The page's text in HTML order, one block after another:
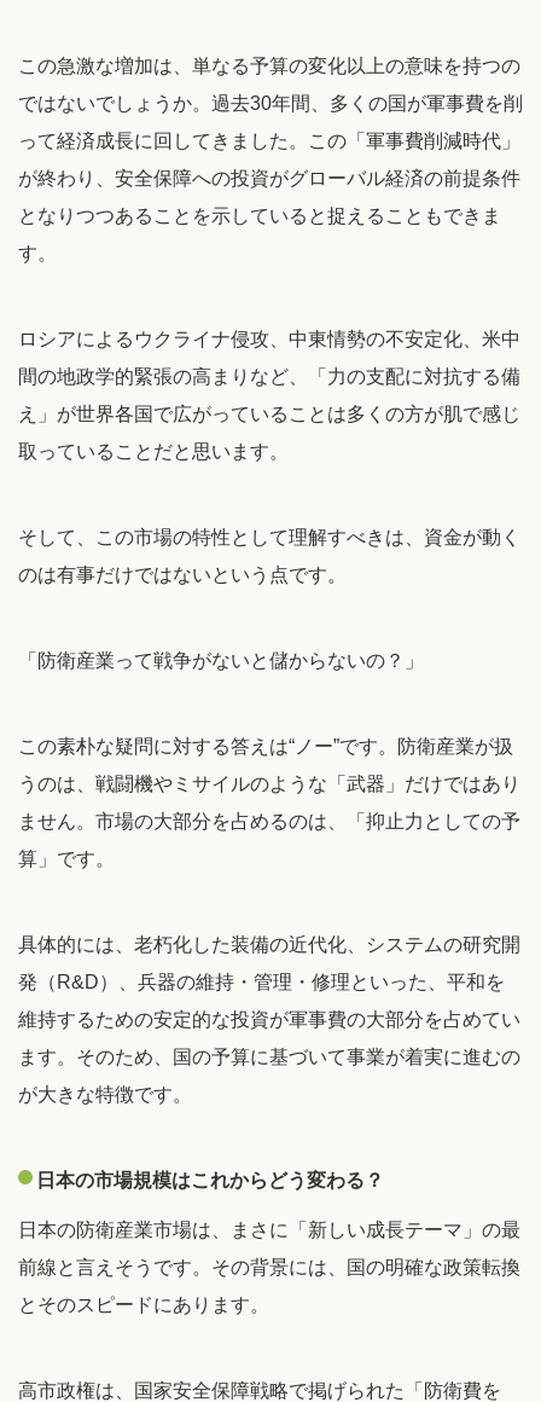
この急激な増加は、単なる予算の変化以上の意味を持つの
ではないでしょうか。過去30年間、多くの国が軍事費を削
って経済成長に回してきました。この「軍事費削減時代」
が終わり、安全保障への投資がグローバル経済の前提条件
となりつつあることを示していると捉えることもできま
す。
ロシアによるウクライナ侵攻、中東情勢の不安定化、米中
間の地政学的緊張の高まりなど、「力の支配に対抗する備
え」が世界各国で広がっていることは多くの方が肌で感じ
取っていることだと思います。
そして、この市場の特性として理解すべきは、資金が動く
のは有事だけではないという点です。
「防衛産業って戦争がないと儲からないの？」
この素朴な疑問に対する答えは“ノー”です。防衛産業が扱
うのは、戦闘機やミサイルのような「武器」だけではあり
ません。市場の大部分を占めるのは、「抑止力としての予
算」です。
具体的には、老朽化した装備の近代化、システムの研究開
発（R&D）、兵器の維持・管理・修理といった、平和を
維持するための安定的な投資が軍事費の大部分を占めてい
ます。そのため、国の予算に基づいて事業が着実に進むの
が大きな特徴です。
日本の市場規模はこれからどう変わる？
日本の防衛産業市場は、まさに「新しい成長テーマ」の最
前線と言えそうです。その背景には、国の明確な政策転換
とそのスピードにあります。
高市政権は、国家安全保障戦略で掲げられた「防衛費を